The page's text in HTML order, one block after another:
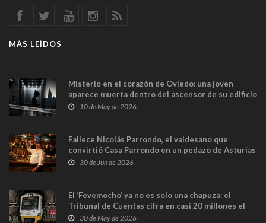
MÁS LEÍDOS
Misterio en el corazón de Oviedo: una joven
aparece muerta dentro del ascensor de su edificio
y las cámaras captan sus últimos minutos
10 de May de 2026
Fallece Nicolás Parrondo, el valdesano que
convirtió Casa Parrondo en un pedazo de Asturias
en Madrid
30 de Jun de 2026
El ‘Fevemocho’ ya no es solo una chapuza: el
Tribunal de Cuentas cifra en casi 20 millones el
sobrecoste de los trenes que no cabían por los
30 de May de 2026